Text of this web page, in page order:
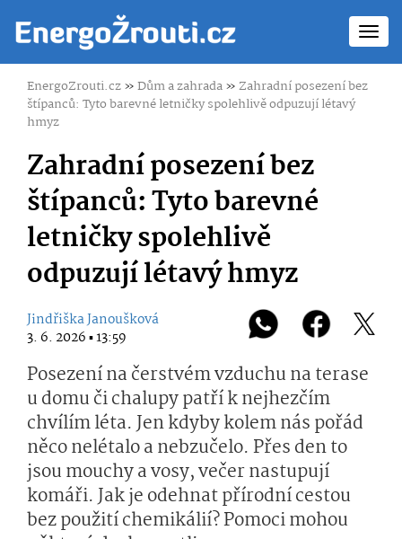
EnergoZrouti.cz»Dům a zahrada»Zahradní posezení bez
štípanců: Tyto barevné letničky spolehlivě odpuzují létavý
hmyz
Zahradní posezení bez
štípanců: Tyto barevné
letničky spolehlivě
odpuzují létavý hmyz
Jindřiška Janoušková
3. 6. 2026 ▪ 13:59
Posezení na čerstvém vzduchu na terase
u domu či chalupy patří k nejhezčím
chvílím léta. Jen kdyby kolem nás pořád
něco nelétalo a nebzučelo. Přes den to
jsou mouchy a vosy, večer nastupují
komáři. Jak je odehnat přírodní cestou
bez použití chemikálií? Pomoci mohou